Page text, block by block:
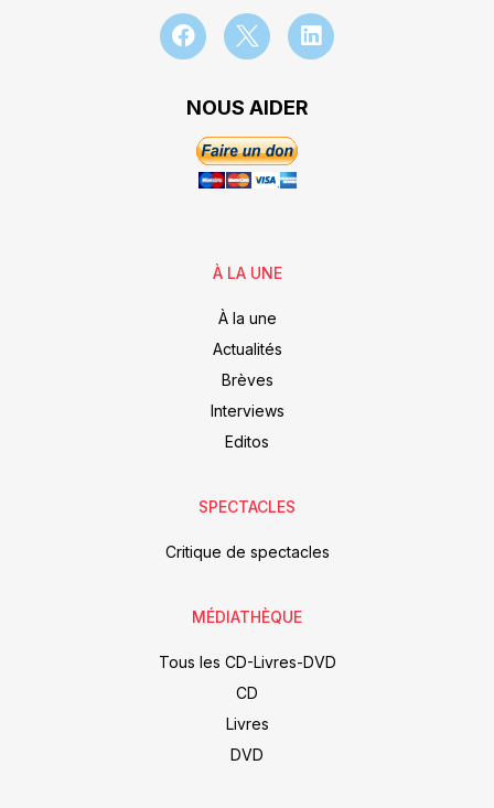
NOUS AIDER
À LA UNE
À la une
Actualités
Brèves
Interviews
Editos
SPECTACLES
Critique de spectacles
MÉDIATHÈQUE
Tous les CD-Livres-DVD
CD
Livres
DVD